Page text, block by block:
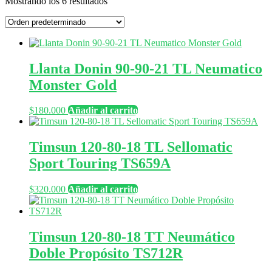
Llanta Donin 90-90-21 TL Neumatico
Monster Gold
$180.000 Añadir al carrito
Timsun 120-80-18 TL Sellomatic
Sport Touring TS659A
$320.000 Añadir al carrito
Timsun 120-80-18 TT Neumático
Doble Propósito TS712R